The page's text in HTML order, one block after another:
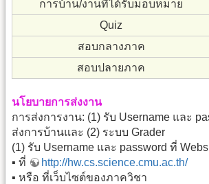
การบ้าน/งานที่ได้รับมอบหมาย
Quiz
สอบกลางภาค
สอบปลายภาค
นโยบายการส่งงาน
การส่งการงาน: (1) รับ Username และ
ส่งการบ้านและ (2) ระบบ Grader
(1) รับ Username และ password ที่
▪ ที่
http://hw.cs.science.cmu.ac.th/
▪ หรือ ที่เว็บไซต์ของภาควิชา